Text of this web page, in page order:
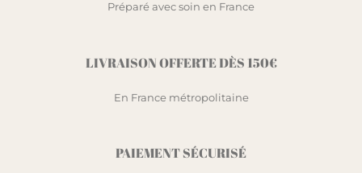
Préparé avec soin en France
LIVRAISON OFFERTE DÈS 150€
En France métropolitaine
PAIEMENT SÉCURISÉ